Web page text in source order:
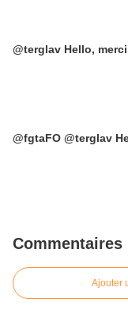
@terglav Hello,
@fgtaFO @terglav
Commentaires
Ajouter